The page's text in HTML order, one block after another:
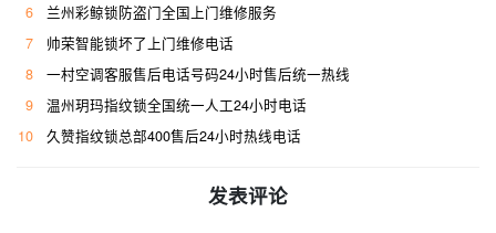
6
兰州彩鲸锁防盗门全国上门维修服务
7
帅荣智能锁坏了上门维修电话
8
一村空调客服售后电话号码24小时售后统一热线
9
温州玥玛指纹锁全国统一人工24小时电话
10
久赞指纹锁总部400售后24小时热线电话
发表评论